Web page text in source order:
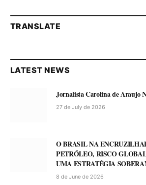
TRANSLATE
LATEST NEWS
Jornalista Carolina de Araujo
27 de July de 2026
O BRASIL NA
PETRÓLEO, RISCO
UMA ESTRATÉGIA
8 de June de 2026